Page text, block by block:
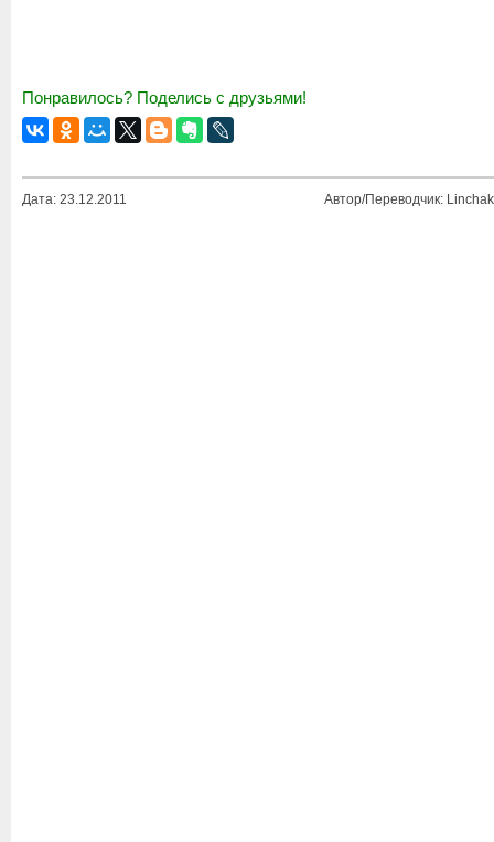
Понравилось? Поделись с друзьями!
Дата: 23.12.2011 Автор/Переводчик: Linchak